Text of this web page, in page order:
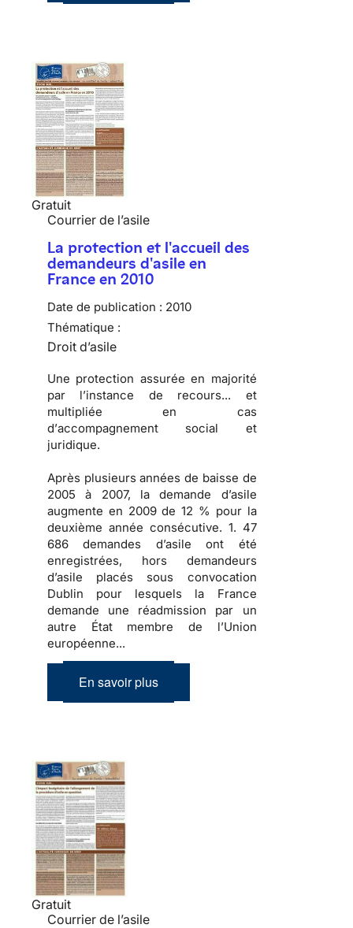
Gratuit
Courrier de l’asile
La protection et l'accueil des
demandeurs d'asile en
France en 2010
Date de publication : 2010
Thématique :
Droit d’asile
Une protection assurée en majorité
par l’instance de recours... et
multipliée en cas
d’accompagnement social et
juridique.
Après plusieurs années de baisse de
2005 à 2007, lademande d’asile
augmente en 2009de 12 % pour la
deuxième année consécutive. 1. 47
686 demandes d’asile ont été
enregistrées, hors demandeurs
d’asile placés sous convocation
Dublin pour lesquels la France
demande une réadmission par un
autre État membre de l’Union
européenne...
En savoir plus
Gratuit
Courrier de l’asile